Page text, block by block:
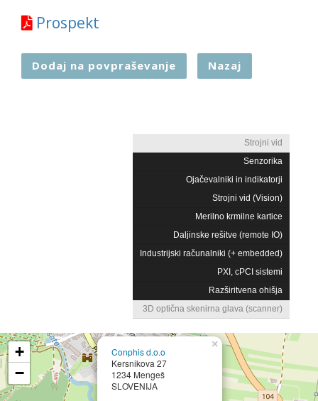
Prospekt
Dodaj na povpraševanje Nazaj
Strojni vid
Senzorika
Ojačevalniki in indikatorji
Strojni vid (Vision)
Merilno krmilne kartice
Daljinske rešitve (remote IO)
Industrijski računalniki (+ embedded)
PXI, cPCI sistemi
Razširitvena ohišja
3D optična skenirna glava (scanner)
Conphis d.o.o
Kersnikova 27
1234 Mengeš
SLOVENIJA
×
+
−